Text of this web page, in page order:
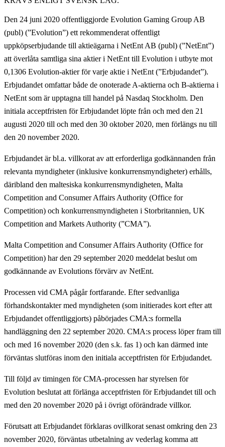
Den 24 juni 2020 offentliggjorde Evolution Gaming Group AB
(publ) (”Evolution”) ett rekommenderat offentligt
uppköpserbjudande till aktieägarna i NetEnt AB (publ) (”NetEnt”)
att överlåta samtliga sina aktier i NetEnt till Evolution i utbyte mot
0,1306 Evolution-aktier för varje aktie i NetEnt (”Erbjudandet”).
Erbjudandet omfattar både de onoterade A-aktierna och B-aktierna i
NetEnt som är upptagna till handel på Nasdaq Stockholm. Den
initiala acceptfristen för Erbjudandet löpte från och med den 21
augusti 2020 till och med den 30 oktober 2020, men förlängs nu till
den 20 november 2020.
Erbjudandet är bl.a. villkorat av att erforderliga godkännanden från
relevanta myndigheter (inklusive konkurrensmyndigheter) erhålls,
däribland den maltesiska konkurrensmyndigheten, Malta
Competition and Consumer Affairs Authority (Office for
Competition) och konkurrensmyndigheten i Storbritannien, UK
Competition and Markets Authority (”CMA”).
Malta Competition and Consumer Affairs Authority (Office for
Competition) har den 29 september 2020 meddelat beslut om
godkännande av Evolutions förvärv av NetEnt.
Processen vid CMA pågår fortfarande. Efter sedvanliga
förhandskontakter med myndigheten (som initierades kort efter att
Erbjudandet offentliggjorts) påbörjades CMA:s formella
handläggning den 22 september 2020. CMA:s process löper fram till
och med 16 november 2020 (den s.k. fas 1) och kan därmed inte
förväntas slutföras inom den initiala acceptfristen för Erbjudandet.
Till följd av timingen för CMA-processen har styrelsen för
Evolution beslutat att förlänga acceptfristen för Erbjudandet till och
med den 20 november 2020 på i övrigt oförändrade villkor.
Förutsatt att Erbjudandet förklaras ovillkorat senast omkring den 23
november 2020, förväntas utbetalning av vederlag komma att